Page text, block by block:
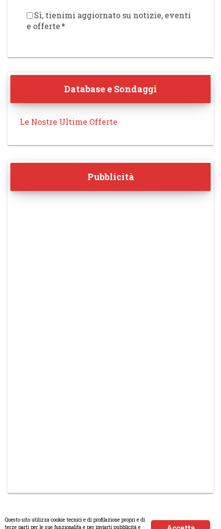
Sì, tienimi aggiornato su notizie, eventi
e offerte*
Database e Sondaggi
Le Nostre Ultime Offerte
Pubblicità
Questo sito utilizza cookie tecnici e di profilazione propri e di
terze parti per le sue funzionalità e per inviarti pubblicità e